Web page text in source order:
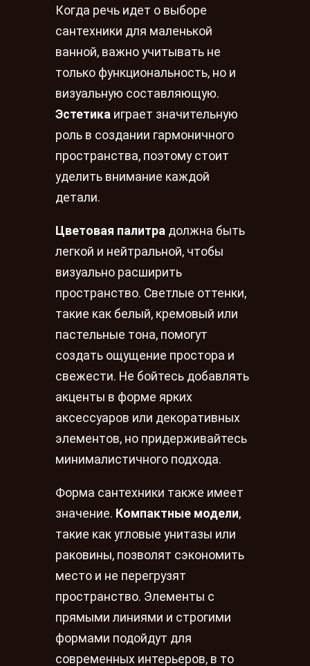
Когда речь идет о выборе
сантехники для маленькой
ванной, важно учитывать не
только функциональность, но и
визуальную составляющую.
Эстетика играет значительную
роль в создании гармоничного
пространства, поэтому стоит
уделить внимание каждой
детали.
Цветовая палитра должна быть
легкой и нейтральной, чтобы
визуально расширить
пространство. Светлые оттенки,
такие как белый, кремовый или
пастельные тона, помогут
создать ощущение простора и
свежести. Не бойтесь добавлять
акценты в форме ярких
аксессуаров или декоративных
элементов, но придерживайтесь
минималистичного подхода.
Форма сантехники также имеет
значение. Компактные модели,
такие как угловые унитазы или
раковины, позволят сэкономить
место и не перегрузят
пространство. Элементы с
прямыми линиями и строгими
формами подойдут для
современных интерьеров, в то